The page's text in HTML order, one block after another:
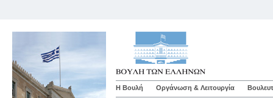
Η Βουλή Οργάνωση & Λειτουργία